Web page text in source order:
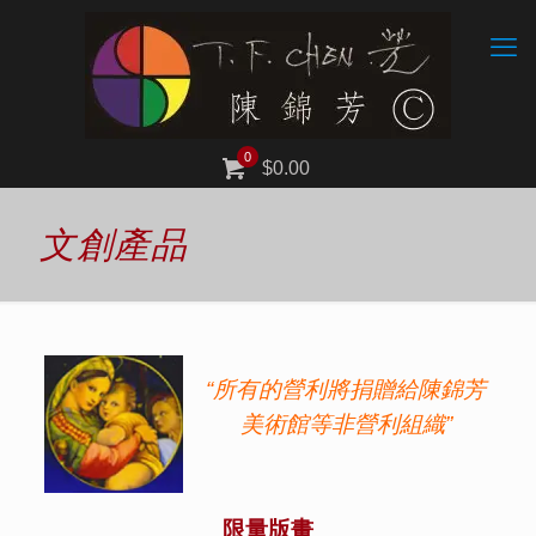
0
$0.00
文創產品
“所有的營利將捐贈給陳錦芳
美術館等非營利組織”
限量版畫